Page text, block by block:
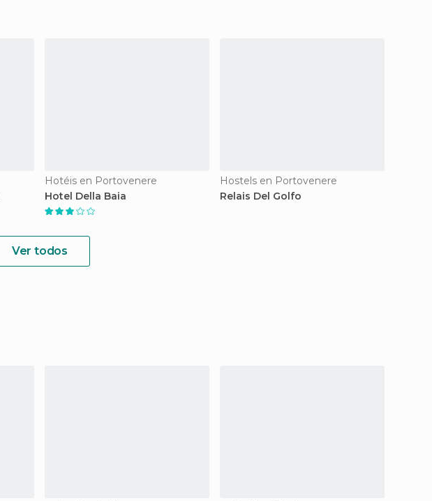
Hotéis en Portovenere
Hotel Della Baia
Hostels en Portovenere
Relais Del Golfo
Ver todos